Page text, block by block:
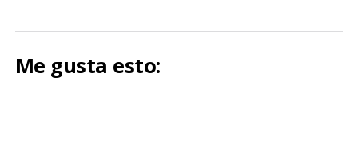
Me gusta esto: